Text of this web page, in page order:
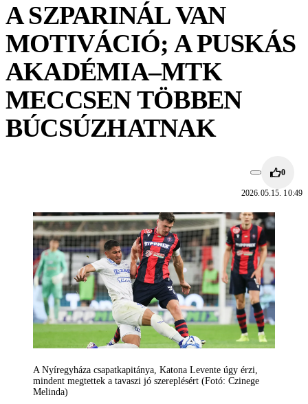
A SZPARINÁL VAN
MOTIVÁCIÓ; A PUSKÁS
AKADÉMIA–MTK
MECCSEN TÖBBEN
BÚCSÚZHATNAK
0
2026.05.15. 10:49
A Nyíregyháza csapatkapitánya, Katona Levente úgy érzi,
mindent megtettek a tavaszi jó szereplésért (Fotó: Czinege
Melinda)